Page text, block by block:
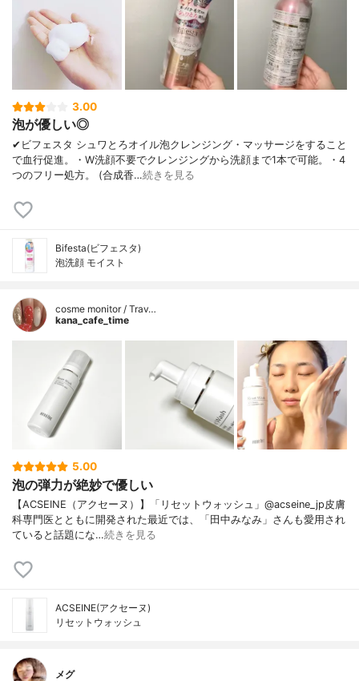
3.00
泡が優しい◎
✔︎ビフェスタ シュワとろオイル泡クレンジング・マッサージをすること
で血行促進。・W洗顔不要でクレンジングから洗顔まで1本で可能。・4
つのフリー処方。 (合成香…続きを見る
Bifesta(ビフェスタ)
泡洗顔 モイスト
cosme monitor / Trav…
kana_cafe_time
5.00
泡の弾力が絶妙で優しい
【ACSEINE（アクセーヌ）】「リセットウォッシュ」@acseine_jp皮膚
科専門医とともに開発された最近では、「田中みなみ」さんも愛用され
ていると話題にな…続きを見る
ACSEINE(アクセーヌ)
リセットウォッシュ
メグ